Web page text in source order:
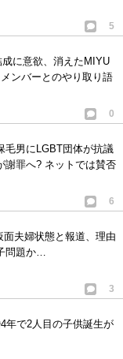
5
に意欲、消えたMIYU
ンバーとのやり取り語
0
毛男にLGBT団体が抗議
謝罪へ? ネットでは賛否
6
夫婦状態と報道、理由
問題か…
3
年で2人目の子供誕生が